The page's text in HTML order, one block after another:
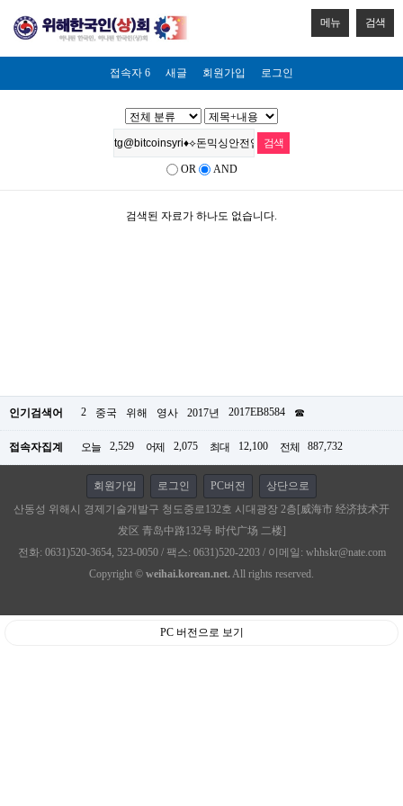
메뉴 검색
접속자 6 새글 회원가입 로그인
OR AND
검색된 자료가 하나도 없습니다.
인기검색어 2 중국 위해 영사 2017년 2017EB8584 ☎
접속자집계 오늘 2,529 어제 2,075 최대 12,100 전체 887,732
회원가입 로그인 PC버전
상단으로
산동성 위해시 경제기술개발구 청도중로132호 시대광장 2층[威海市 经济技术开
发区 青岛中路132号 时代广场 二楼]
전화: 0631)520-3654, 523-0050 / 팩스: 0631)520-2203 / 이메일: whhskr@nate.com
Copyright © weihai.korean.net.All rights reserved.
PC 버전으로 보기